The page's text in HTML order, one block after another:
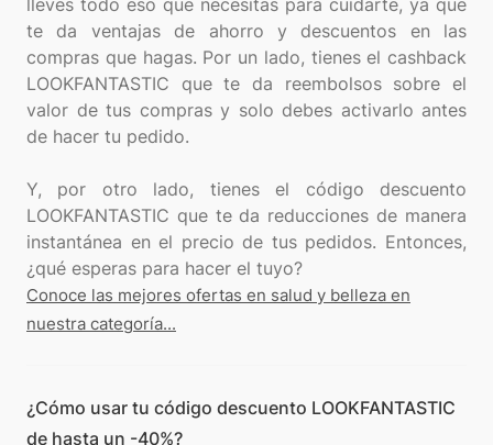
lleves todo eso que necesitas para cuidarte, ya que
te da ventajas de ahorro y descuentos en las
compras que hagas. Por un lado, tienes el cashback
LOOKFANTASTIC que te da reembolsos sobre el
valor de tus compras y solo debes activarlo antes
de hacer tu pedido.
Y, por otro lado, tienes el código descuento
LOOKFANTASTIC que te da reducciones de manera
instantánea en el precio de tus pedidos. Entonces,
Conoce las mejores ofertas en salud y belleza en
nuestra categoría...
¿Cómo usar tu código descuento LOOKFANTASTIC
de hasta un -40%?